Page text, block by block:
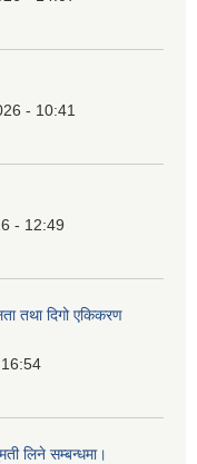
- 10:41
- 12:49
तथा दिगो एकिकरण
लिने सम्बन्धमा।